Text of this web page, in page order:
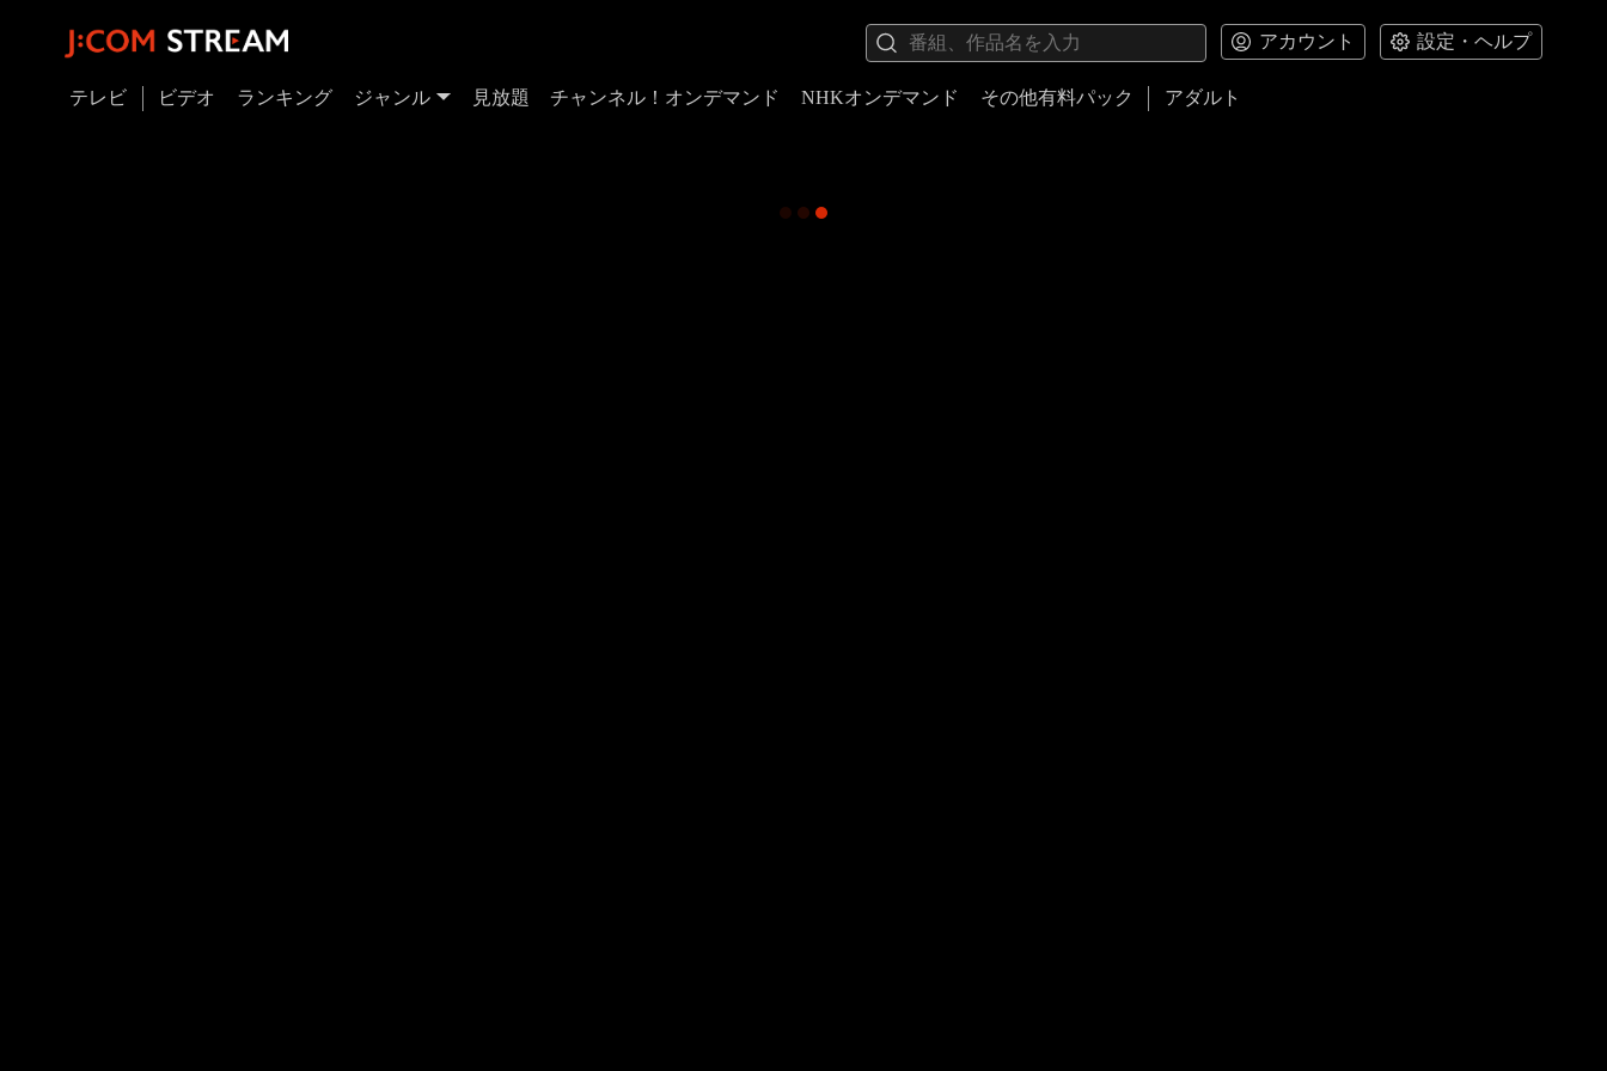
アカウント 設定・ヘルプ
テレビ ビデオ ランキング ジャンル 見放題 チャンネル！オンデマンド NHKオンデマンド その他有料パック アダルト